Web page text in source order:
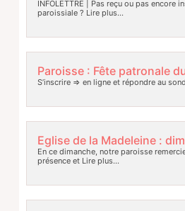
INFOLETTRE | Pas reçu ou pas encore
paroissiale ? Lire plus…
Paroisse : Fête patronale
S’inscrire => en ligne et répondre au
Eglise de la Madeleine :
En ce dimanche, notre paroisse
présence etLire plus…